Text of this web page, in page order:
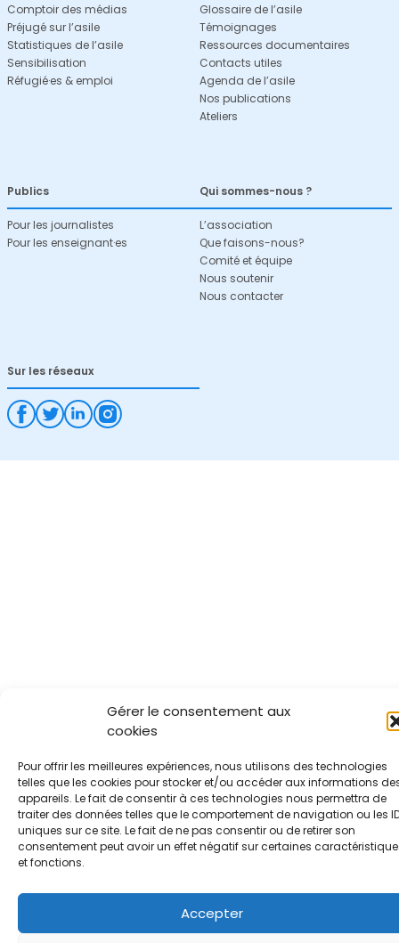
Gérer le consentement aux
cookies
Pour offrir les meilleures expériences, nous utilisons des technologies
telles que les cookies pour stocker et/ou accéder aux informations
appareils. Le fait de consentir à ces technologies nous permettra de
traiter des données telles que le comportement de navigation ou les
uniques sur ce site. Le fait de ne pas consentir ou de retirer son
consentement peut avoir un effet négatif sur certaines
et fonctions.
Accepter
Comptoir des médias
Préjugé sur l’asile
Statistiques de l’asile
Sensibilisation
Réfugié·es & emploi
Glossaire de l’asile
Témoignages
Ressources documentaires
Contacts utiles
Agenda de l’asile
Nos publications
Ateliers
Publics
Pour les journalistes
Pour les enseignant·es
Qui sommes-nous ?
L’association
Que faisons-nous?
Comité et équipe
Nous soutenir
Nous contacter
Sur les réseaux